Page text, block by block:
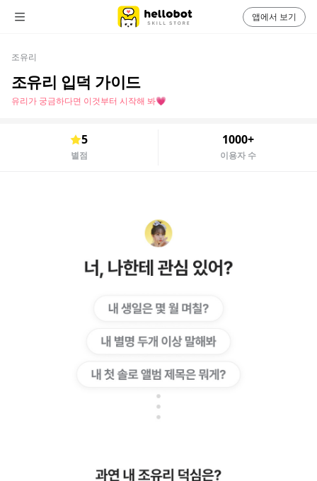
조유리
조유리 입덕 가이드
유리가 궁금하다면 이것부터 시작해 봐💗
5
별점
1000+
이용자 수
앱에서 보기